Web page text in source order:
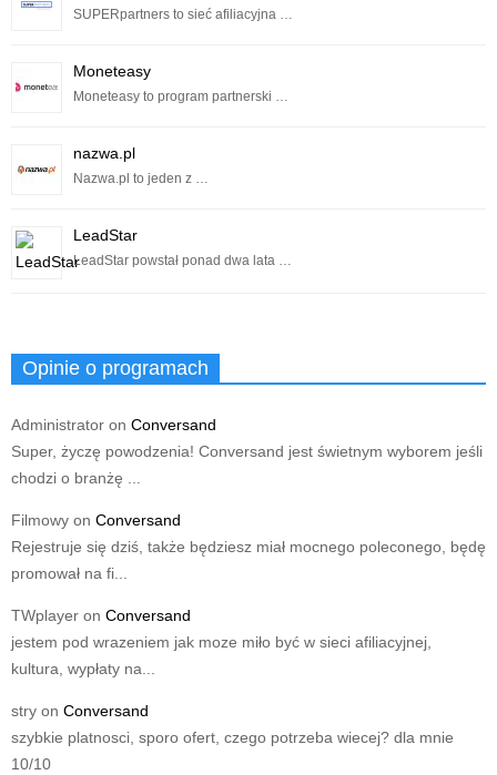
SUPERpartners to sieć afiliacyjna …
Moneteasy
Moneteasy to program partnerski …
nazwa.pl
Nazwa.pl to jeden z …
LeadStar
LeadStar powstał ponad dwa lata …
Opinie o programach
Administrator on Conversand
Super, życzę powodzenia! Conversand jest świetnym wyborem jeśli
chodzi o branżę ...
Filmowy on Conversand
Rejestruje się dziś, także będziesz miał mocnego poleconego, będę
promował na fi...
TWplayer on Conversand
jestem pod wrazeniem jak moze miło być w sieci afiliacyjnej,
kultura, wypłaty na...
stry on Conversand
szybkie platnosci, sporo ofert, czego potrzeba wiecej? dla mnie
10/10